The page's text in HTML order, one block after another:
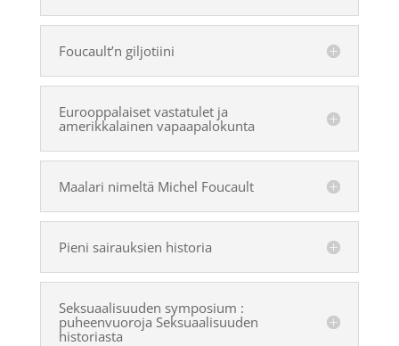
Foucault’n giljotiini
Eurooppalaiset vastatulet ja
amerikkalainen vapaapalokunta
Maalari nimeltä Michel Foucault
Pieni sairauksien historia
Seksuaalisuuden symposium :
puheenvuoroja Seksuaalisuuden
historiasta